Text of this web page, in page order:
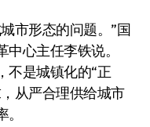
市形态的问题。”国
心主任李铁说。
不是城镇化的“正
从严合理供给城市